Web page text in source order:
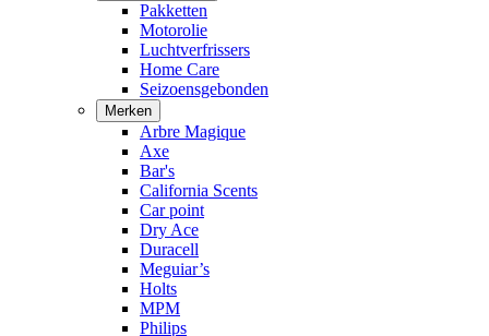
Pakketten
Motorolie
Luchtverfrissers
Home Care
Seizoensgebonden
Merken
Arbre Magique
Axe
Bar's
California Scents
Car point
Dry Ace
Duracell
Meguiar’s
Holts
MPM
Philips